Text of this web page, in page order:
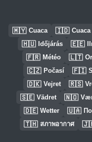
🇲🇾 Cuaca 🇮🇩 Cuaca
🇭🇺 Időjárás 🇪🇪
🇫🇷 Météo 🇱🇹
🇨🇿 Počasí 🇫🇮
🇩🇰 Vejret 🇷🇸
🇸🇪 Vädret 🇳🇴
🇩🇪 Wetter 🇺🇦
🇹🇭 สภาพอากาศ